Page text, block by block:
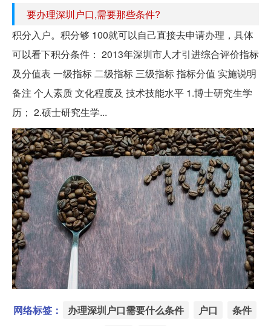
要办理深圳户口,需要那些条件?
积分入户。积分够 100就可以自己直接去申请办理，具体
可以看下积分条件： 2013年深圳市人才引进综合评价指标
及分值表 一级指标 二级指标 三级指标 指标分值 实施说明
备注 个人素质 文化程度及 技术技能水平 1.博士研究生学
历； 2.硕士研究生学...
网络标签： 办理深圳户口需要什么条件 户口
条件